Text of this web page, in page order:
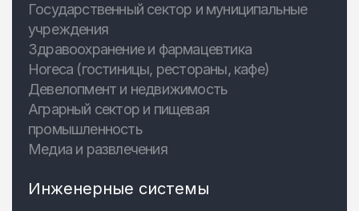
Государственный сектор и муниципальные
учреждения
Здравоохранение и фармацевтика
Horeca (гостиницы, рестораны, кафе)
Девелопмент и недвижимость
Аграрный сектор и пищевая
промышленность
Медиа и развлечения
Инженерные системы